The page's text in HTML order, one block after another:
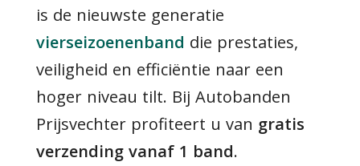
is de nieuwste generatie
vierseizoenenband die prestaties,
veiligheid en efficiëntie naar een
hoger niveau tilt. Bij Autobanden
Prijsvechter profiteert u van gratis
verzending vanaf 1 band.